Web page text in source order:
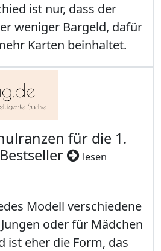
ist nur, dass der
weniger Bargeld, dafür
Karten beinhaltet.
für die 1.
lesen
Modell verschiedene
oder für Mädchen
ist eher die Form, das